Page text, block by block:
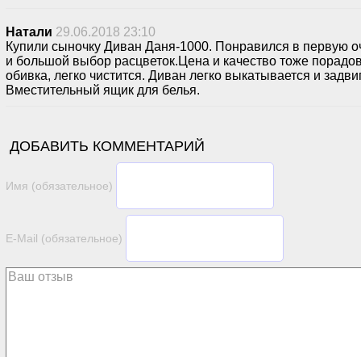
Натали 29.06.2018 23:10
Купили сыночку Диван Даня-1000. Понравился в первую
и большой выбор расцветок.Цена и качество тоже
обивка, легко чистится. Диван легко выкатывается и
Вместительный ящик для белья.
ДОБАВИТЬ КОММЕНТАРИЙ
Имя (обязательное)
E-Mail (обязательное)